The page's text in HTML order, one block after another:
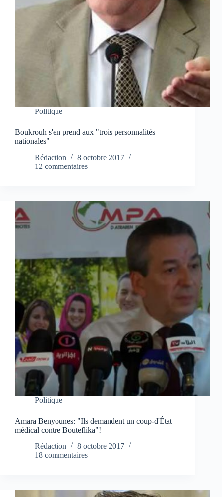
Politique
Boukrouh s'en prend aux "trois personnalités
nationales"
Rédaction
8 octobre 2017
12 commentaires
Politique
Amara Benyounes: "Ils demandent un coup-d'État
médical contre Bouteflika"!
Rédaction
8 octobre 2017
18 commentaires